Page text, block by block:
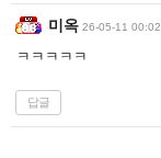
미옥 26-05-11 00:02
ㅋㅋㅋㅋㅋ
답글